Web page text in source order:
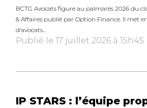
BCTG Avocats figure au palmarès 2026 du
& Affaires publié par Option Finance. Il met
d’avocats…
Publié le 17 juillet 2026 à 15h45
IP STARS : l’équipe